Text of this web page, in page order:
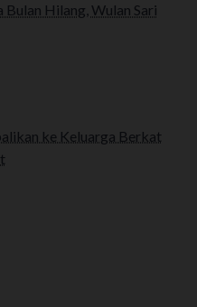
Bulan Hilang, Wulan Sari
ke Keluarga Berkat